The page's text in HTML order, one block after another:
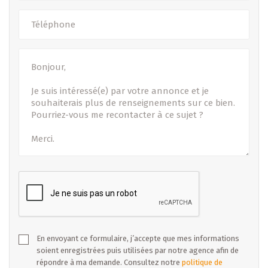
En envoyant ce formulaire, j’accepte que mes informations
soient enregistrées puis utilisées par notre agence afin de
répondre à ma demande. Consultez notre politique de